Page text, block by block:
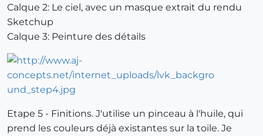
Calque 2: Le ciel, avec un masque extrait du rendu
Sketchup
Calque 3: Peinture des détails
Etape 5 - Finitions. J'utilise un pinceau à l'huile, qui
prend les couleurs déjà existantes sur la toile. Je